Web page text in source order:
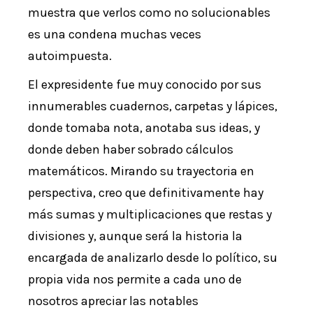
muestra que verlos como no solucionables
es una condena muchas veces
autoimpuesta.
El expresidente fue muy conocido por sus
innumerables cuadernos, carpetas y lápices,
donde tomaba nota, anotaba sus ideas, y
donde deben haber sobrado cálculos
matemáticos. Mirando su trayectoria en
perspectiva, creo que definitivamente hay
más sumas y multiplicaciones que restas y
divisiones y, aunque será la historia la
encargada de analizarlo desde lo político, su
propia vida nos permite a cada uno de
nosotros apreciar las notables